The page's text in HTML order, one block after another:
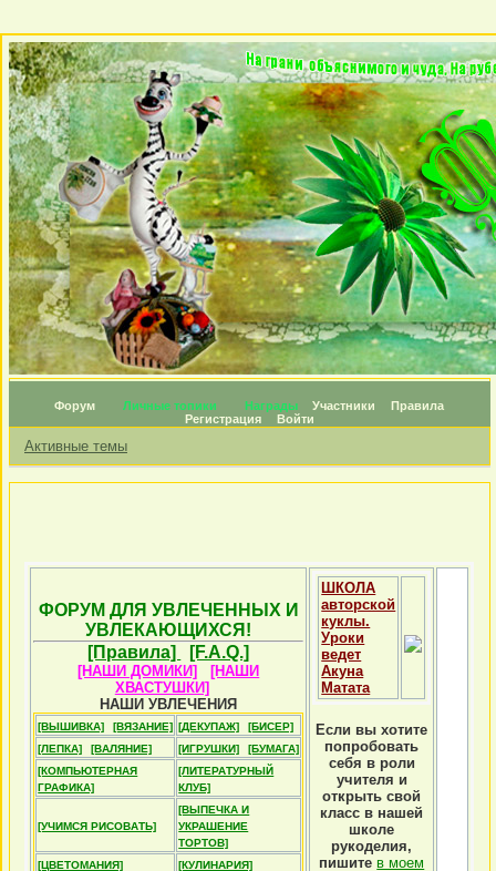
Форум Личные топики Награды Участники
Правила
Регистрация
Войти
Активные темы
ФОРУМ ДЛЯ УВЛЕЧЕННЫХ И
УВЛЕКАЮЩИХСЯ!
[Правила]
[F.A.Q.]
[НАШИ ДОМИКИ]
[НАШИ
ХВАСТУШКИ]
НАШИ УВЛЕЧЕНИЯ
[ВЫШИВКА] [ВЯЗАНИЕ] [ДЕКУПАЖ]
[БИСЕР]
[ЛЕПКА]
[ВАЛЯНИЕ] [ИГРУШКИ]
[БУМАГА]
[КОМПЬЮТЕРНАЯ
ГРАФИКА]
[ЛИТЕРАТУРНЫЙ
КЛУБ]
[УЧИМСЯ РИСОВАТЬ]
[ВЫПЕЧКА И
УКРАШЕНИЕ
ТОРТОВ]
[ЦВЕТОМАНИЯ]
[КУЛИНАРИЯ]
ШКОЛА
авторской
куклы.
Уроки
ведет
Акуна
Матата
Если вы хотите
попробовать
себя в роли
учителя и
открыть свой
класс в нашей
школе
рукоделия,
пишите в моем